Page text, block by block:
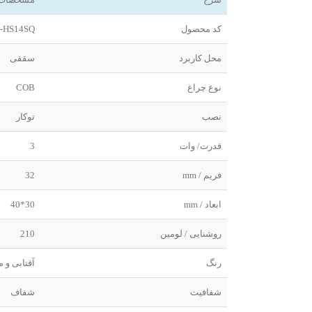
کد محصول
محل کاربرد سقفی
نوع چراغ COB
نصب توکار
قدرت/ وات 3
فریم / mm 32
ابعاد / mm 30*40
روشنایی / لومین 210
رنگ آفتابی و
شفافیت شفاف